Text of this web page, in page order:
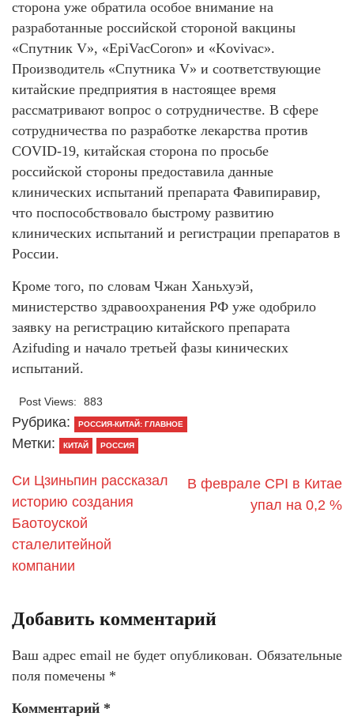
сторона уже обратила особое внимание на
разработанные российской стороной вакцины
«Спутник V», «EpiVacCoron» и «Kovivac».
Производитель «Спутника V» и соответствующие
китайские предприятия в настоящее время
рассматривают вопрос о сотрудничестве. В сфере
сотрудничества по разработке лекарства против
COVID-19, китайская сторона по просьбе
российской стороны предоставила данные
клинических испытаний препарата Фавипиравир,
что поспособствовало быстрому развитию
клинических испытаний и регистрации препаратов в
России.
Кроме того, по словам Чжан Ханьхуэй,
министерство здравоохранения РФ уже одобрило
заявку на регистрацию китайского препарата
Azifuding и начало третьей фазы кинических
испытаний.
Post Views: 883
Рубрика: РОССИЯ-КИТАЙ: ГЛАВНОЕ
Метки: КИТАЙ РОССИЯ
Си Цзиньпин рассказал
историю создания
Баотоуской
сталелитейной
компании
В феврале CPI в Китае
упал на 0,2 %
Добавить комментарий
Ваш адрес email не будет опубликован. Обязательные
поля помечены *
Комментарий *